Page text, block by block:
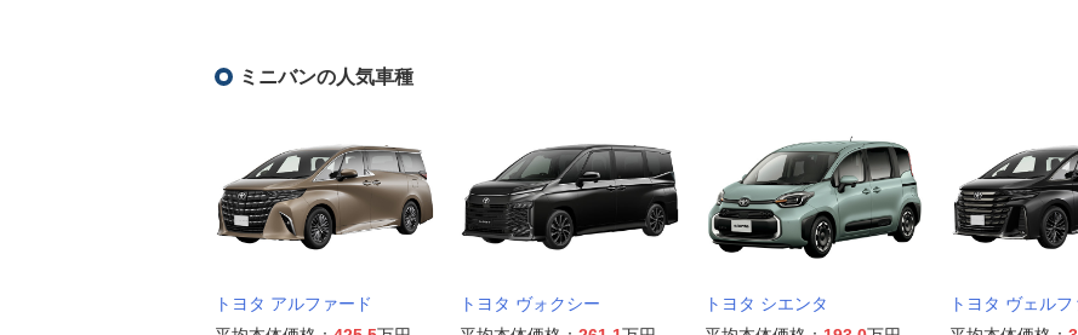
ミニバンの人気車種
トヨタ アルファード
トヨタ ヴォクシー
トヨタ シエンタ
トヨタ ヴェルフ